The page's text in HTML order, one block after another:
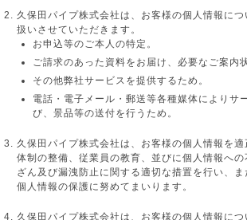
久保田パイプ株式会社は、お客様の個人情報に
扱いさせていただきます。
お申込等のご本人の特定。
ご請求のあった資料をお届け、必要なご案内
その他弊社サービスを提供するため。
電話・電子メール・郵送等各種媒体によりサ
び、景品等の送付を行うため。
久保田パイプ株式会社は、お客様の個人情報を
体制の整備、従業員の教育、並びに個人情報へ
ざん及び漏洩防止に関する適切な措置を行い、
個人情報の保護に努めてまいります。
久保田パイプ株式会社は、お客様の個人情報に